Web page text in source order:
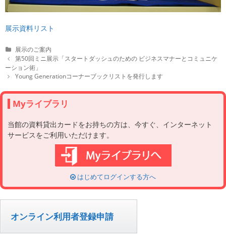
展示資料リスト
C
a
t
e
o
r
i
s
展示のご案内
P
o
s
n
a
v
g
a
第50回ミニ展示「スタートダッシュのための ビジネスマナーとコミュニケ
ーション術」
Young Generationコーナーブックリストを発行します
Myライブラリ
当館の資料貸出カードをお持ちの方は、今すぐ、インターネット
サービスをご利用いただけます。
はじめてログインする方へ
オンライン利用者登録申請